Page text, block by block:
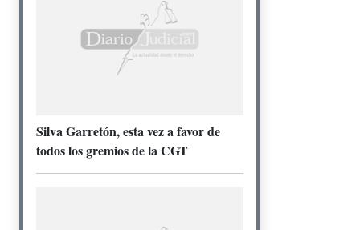
Silva Garretón, esta vez a favor de
todos los gremios de la CGT